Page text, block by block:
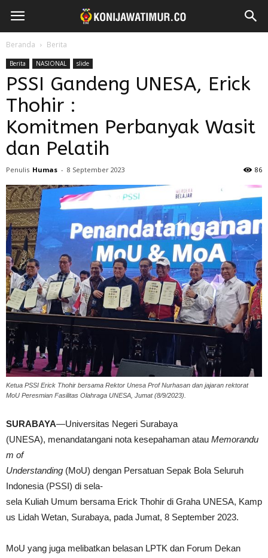
Beranda Berita
Berita NASIONAL slide
PSSI Gandeng UNESA, Erick
Thohir :
Komitmen Perbanyak Wasit
dan Pelatih
Penulis Humas - 8 September 2023 86
Ketua PSSI Erick Thohir bersama Rektor Unesa Prof Nurhasan dan jajaran rektorat
MoU Peresmian Fasilitas Olahraga UNESA, Jumat (8/9/2023).
SURABAYA—Universitas Negeri Surabaya
(UNESA), menandatangani nota kesepahaman atau Memorandu
m of
Understanding (MoU) dengan Persatuan Sepak Bola Seluruh
Indonesia (PSSI) di sela-
sela Kuliah Umum bersama Erick Thohir di Graha UNESA, Kamp
us Lidah Wetan, Surabaya, pada Jumat, 8 September 2023.
MoU yang juga melibatkan belasan LPTK dan Forum Dekan